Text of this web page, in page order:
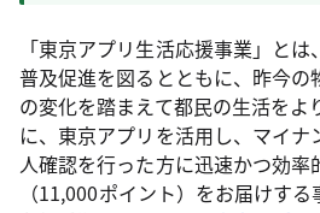
「東京アプリ生活応援事業」と
普及促進を図るとともに、昨今
の変化を踏まえて都民の生活をよ
に、東京アプリを活用し、マイ
人確認を行った方に迅速かつ効率
（11,000ポイント）をお届けする